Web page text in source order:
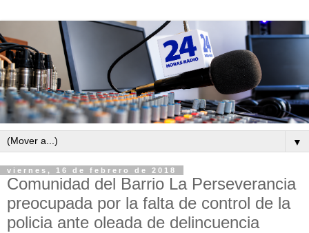
▼
viernes, 16 de febrero de 2018
Comunidad del Barrio La Perseverancia
preocupada por la falta de control de la
policia ante oleada de delincuencia